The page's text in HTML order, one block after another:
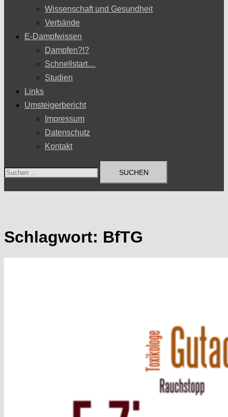
Wissenschaft und Gesundheit
Verbände
E-Dampfwissen
Dampfen?!?
Schnellstart…
Studien
Links
Umsteigerbericht
Impressum
Datenschutz
Kontakt
Suchen
Schlagwort: BfTG